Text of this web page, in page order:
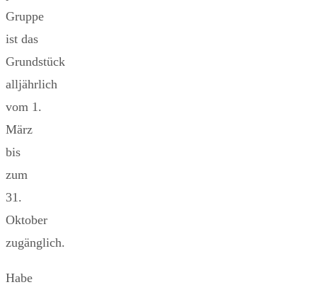
Gruppe
ist das
Grundstück
alljährlich
vom 1.
März
bis
zum
31.
Oktober
zugänglich.
Habe